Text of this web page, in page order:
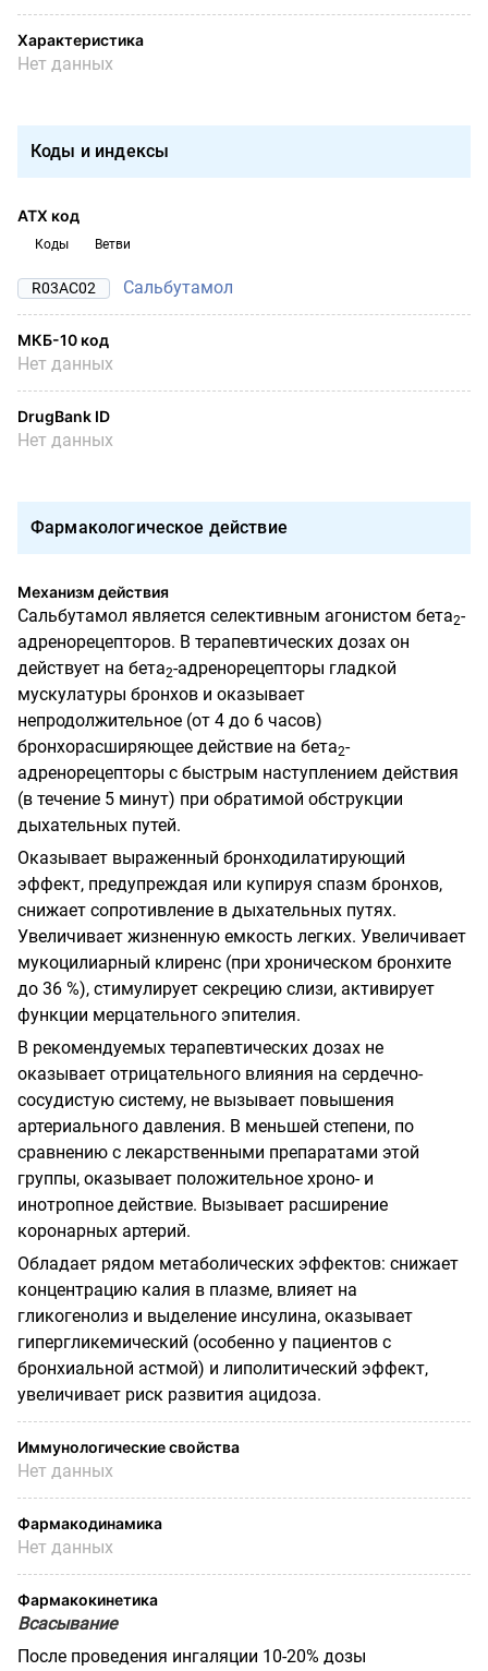
Характеристика
Нет данных
Коды и индексы
АТХ код
Коды Ветви
R03AC02 Сальбутамол
МКБ-10 код
Нет данных
DrugBank ID
Нет данных
Фармакологическое действие
Механизм действия
Сальбутамол является селективным агонистом бета2-
адренорецепторов. В терапевтических дозах он
действует на бета2-адренорецепторы гладкой
мускулатуры бронхов и оказывает
непродолжительное (от 4 до 6 часов)
бронхорасширяющее действие на бета2-
адренорецепторы с быстрым наступлением действия
(в течение 5 минут) при обратимой обструкции
дыхательных путей.
Оказывает выраженный бронходилатирующий
эффект, предупреждая или купируя спазм бронхов,
снижает сопротивление в дыхательных путях.
Увеличивает жизненную емкость легких. Увеличивает
мукоцилиарный клиренс (при хроническом бронхите
до 36 %), стимулирует секрецию слизи, активирует
функции мерцательного эпителия.
В рекомендуемых терапевтических дозах не
оказывает отрицательного влияния на сердечно-
сосудистую систему, не вызывает повышения
артериального давления. В меньшей степени, по
сравнению с лекарственными препаратами этой
группы, оказывает положительное хроно- и
инотропное действие. Вызывает расширение
коронарных артерий.
Обладает рядом метаболических эффектов: снижает
концентрацию калия в плазме, влияет на
гликогенолиз и выделение инсулина, оказывает
гипергликемический (особенно у пациентов с
бронхиальной астмой) и липолитический эффект,
увеличивает риск развития ацидоза.
Иммунологические свойства
Нет данных
Фармакодинамика
Нет данных
Фармакокинетика
Всасывание
После проведения ингаляции 10-20% дозы